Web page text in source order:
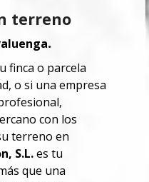
terreno
.
finca o parcela
o si una empresa
con los
terreno en
S.L.es tu
que una